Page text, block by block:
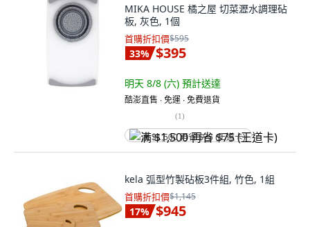
MIKA HOUSE 橘之屋 切菜瀝水調理砧
板, 灰色, 1個
首購折扣價$595
33% $395
明天 8/8 (六) 預計送達
酷澎直售 ∙ 免運 ∙ 免費退貨
(1)
满 $1,500 再省 $75 (王道卡)
kela 弧型竹製砧板3件組, 竹色, 1組
首購折扣價$1,145
17% $945